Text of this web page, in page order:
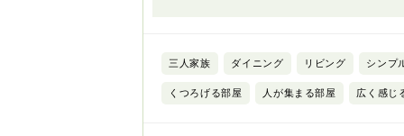
三人家族 ダイニング リビング シンプ
くつろげる部屋 人が集まる部屋 広く感じ